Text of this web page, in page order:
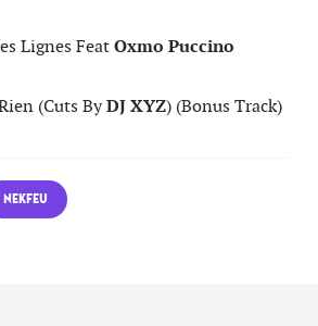
Lignes FeatOxmo Puccino
(Cuts ByDJ XYZ) (Bonus Track)
NEKFEU